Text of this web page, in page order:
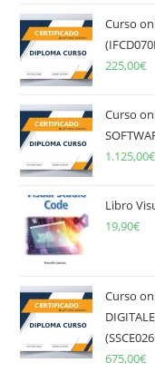
Curso
225,00€
Curso
1.125,00€
Libro
19,90€
Curso
675,00€